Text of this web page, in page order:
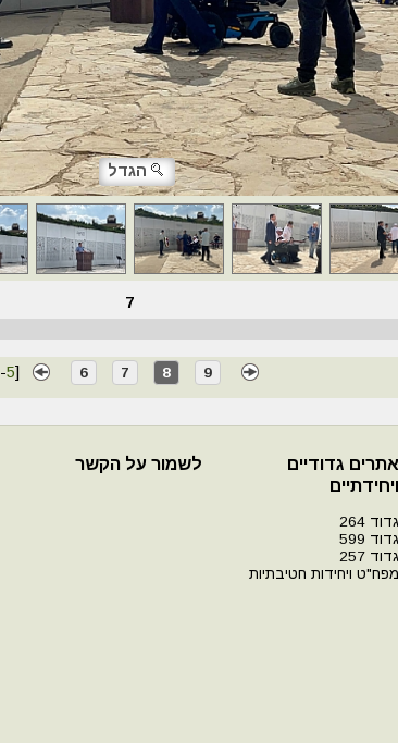
הגדל
7
-5] 6 7 8 9
אתרים גדודיים
ויחידתיים
גדוד 264
גדוד 599
גדוד 257
מפח"ט ויחידות חטיבתיות
לשמור על הקשר